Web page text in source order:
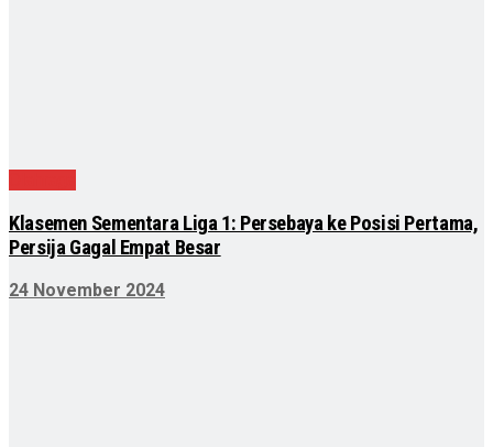
Klasemen Sementara Liga 1: Persebaya ke Posisi Pertama,
Persija Gagal Empat Besar
24 November 2024